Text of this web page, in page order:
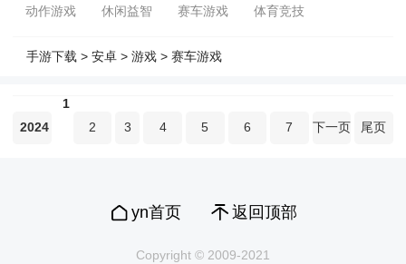
动作游戏 休闲益智 赛车游戏 体育竞技
手游下载 > 安卓> 游戏> 赛车游戏
2024
1
2
3 4 5 6 7 下一页 尾页
yn首页 返回顶部
Copyright © 2009-2021